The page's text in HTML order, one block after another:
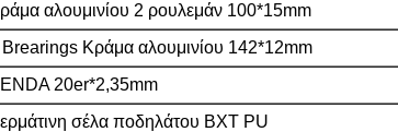
αλουμινίου 2 ρουλεμάν 100*15mm
Κράμα αλουμινίου 142*12mm
20er*2,35mm
σέλα ποδηλάτου BXT PU